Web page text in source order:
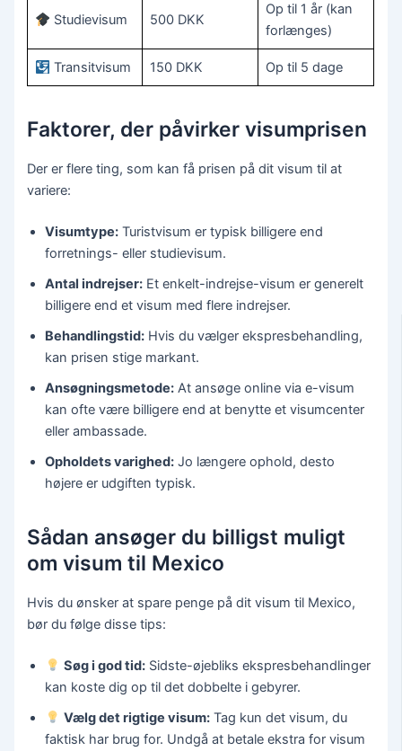
Studievisum 500 DKK
Op til 1 år (kan
forlænges)
Transitvisum 150 DKK Op til 5 dage
Faktorer, der påvirker visumprisen
Der er flere ting, som kan få prisen på dit visum til at
variere:
Visumtype: Turistvisum er typisk billigere end
forretnings- eller studievisum.
Antal indrejser: Et enkelt-indrejse-visum er generelt
billigere end et visum med flere indrejser.
Behandlingstid: Hvis du vælger ekspresbehandling,
kan prisen stige markant.
Ansøgningsmetode: At ansøge online via e-visum
kan ofte være billigere end at benytte et visumcenter
eller ambassade.
Opholdets varighed: Jo længere ophold, desto
højere er udgiften typisk.
Sådan ansøger du billigst muligt
om visum til Mexico
Hvis du ønsker at spare penge på dit visum til Mexico,
bør du følge disse tips:
Søg i god tid: Sidste-øjebliks ekspresbehandlinger
kan koste dig op til det dobbelte i gebyrer.
Vælg det rigtige visum: Tag kun det visum, du
faktisk har brug for. Undgå at betale ekstra for visum